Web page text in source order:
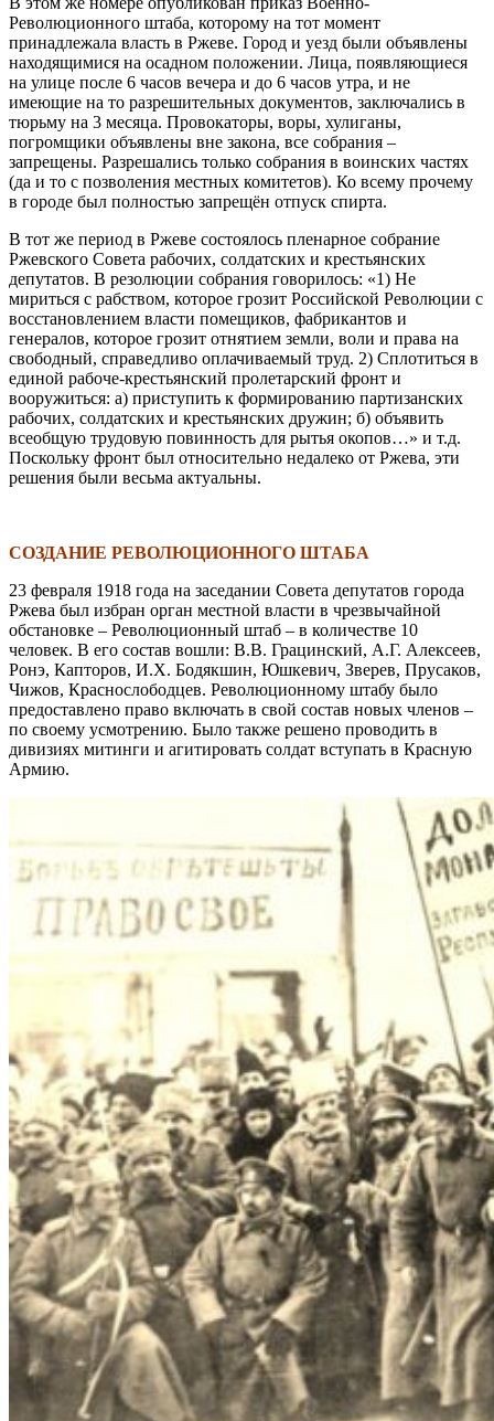
Революционного штаба, которому на тот момент
принадлежала власть в Ржеве. Город и уезд были объявлены
находящимися на осадном положении. Лица, появляющиеся
на улице после 6 часов вечера и до 6 часов утра, и не
имеющие на то разрешительных документов, заключались в
тюрьму на 3 месяца. Провокаторы, воры, хулиганы,
погромщики объявлены вне закона, все собрания –
запрещены. Разрешались только собрания в воинских частях
(да и то с позволения местных комитетов). Ко всему прочему
в городе был полностью запрещён отпуск спирта.
В тот же период в Ржеве состоялось пленарное собрание
Ржевского Совета рабочих, солдатских и крестьянских
депутатов. В резолюции собрания говорилось: «1) Не
мириться с рабством, которое грозит Российской Революции с
восстановлением власти помещиков, фабрикантов и
генералов, которое грозит отнятием земли, воли и права на
свободный, справедливо оплачиваемый труд. 2) Сплотиться в
единой рабоче-крестьянский пролетарский фронт и
вооружиться: а) приступить к формированию партизанских
рабочих, солдатских и крестьянских дружин; б) объявить
всеобщую трудовую повинность для рытья окопов…» и т.д.
Поскольку фронт был относительно недалеко от Ржева, эти
решения были весьма актуальны.
СОЗДАНИЕ РЕВОЛЮЦИОННОГО ШТАБА
23 февраля 1918 года на заседании Совета депутатов города
Ржева был избран орган местной власти в чрезвычайной
обстановке – Революционный штаб – в количестве 10
человек. В его состав вошли: В.В. Грацинский, А.Г. Алексеев,
Ронэ, Капторов, И.Х. Бодякшин, Юшкевич, Зверев, Прусаков,
Чижов, Краснослободцев. Революционному штабу было
предоставлено право включать в свой состав новых членов –
по своему усмотрению. Было также решено проводить в
дивизиях митинги и агитировать солдат вступать в Красную
Армию.